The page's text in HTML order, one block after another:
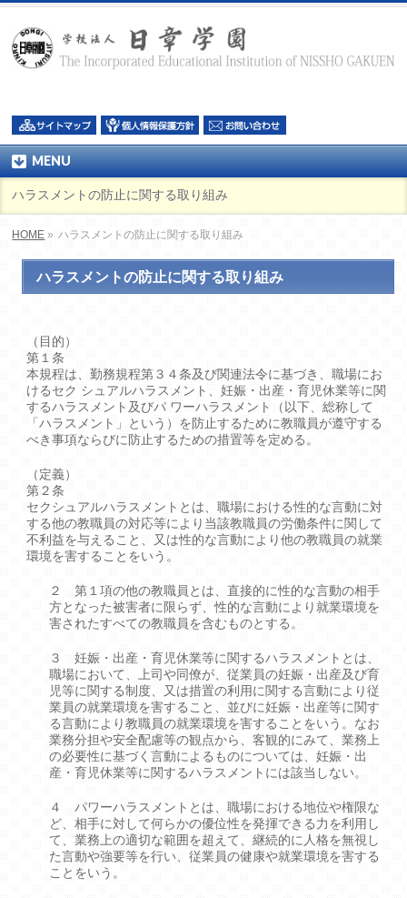
MENU
ハラスメントの防止に関する取り組み
HOME » ハラスメントの防止に関する取り組み
ハラスメントの防止に関する取り組み
（目的）
第１条
本規程は、勤務規程第３４条及び関連法令に基づき、職場にお
けるセク シュアルハラスメント、妊娠・出産・育児休業等に関
するハラスメント及びパ ワーハラスメント（以下、総称して
「ハラスメント」という）を防止するために教職員が遵守する
べき事項ならびに防止するための措置等を定める。
（定義）
第２条
セクシュアルハラスメントとは、職場における性的な言動に対
する他の教職員の対応等により当該教職員の労働条件に関して
不利益を与えること、又は性的な言動により他の教職員の就業
環境を害することをいう。
２ 第１項の他の教職員とは、直接的に性的な言動の相手
方となった被害者に限らず、性的な言動により就業環境を
害されたすべての教職員を含むものとする。
３ 妊娠・出産・育児休業等に関するハラスメントとは、
職場において、上司や同僚が、従業員の妊娠・出産及び育
児等に関する制度、又は措置の利用に関する言動により従
業員の就業環境を害すること、並びに妊娠・出産等に関す
る言動により教職員の就業環境を害することをいう。なお
業務分担や安全配慮等の観点から、客観的にみて、業務上
の必要性に基づく言動によるものについては、妊娠・出
産・育児休業等に関するハラスメントには該当しない。
４ パワーハラスメントとは、職場における地位や権限な
ど、相手に対して何らかの優位性を発揮できる力を利用し
て、業務上の適切な範囲を超えて、継続的に人格を無視し
た言動や強要等を行い、従業員の健康や就業環境を害する
ことをいう。